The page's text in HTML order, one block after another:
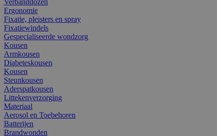
Ergonomie
Fixatie, pleisters en spray
Fixatiewindels
Gespecialiseerde wondzorg
Kousen
Armkousen
Diabeteskousen
Kousen
Steunkousen
Aderspatkousen
Littekenverzorging
Materiaal
Aerosol en Toebehoren
Batterijen
Brandwonden